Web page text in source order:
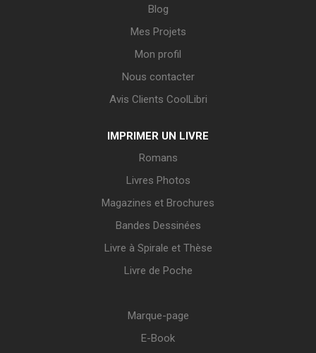
Blog
Mes Projets
Mon profil
Nous contacter
Avis Clients CoolLibri
IMPRIMER UN LIVRE
Romans
Livres Photos
Magazines et Brochures
Bandes Dessinées
Livre à Spirale et Thèse
Livre de Poche
Marque-page
E-Book